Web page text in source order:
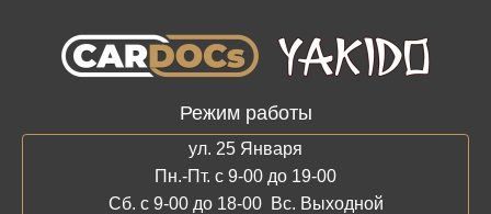
Режим работы
ул. 25 Января
Пн.-Пт. с 9-00 до 19-00
Сб. с 9-00 до 18-00 Вс. Выходной